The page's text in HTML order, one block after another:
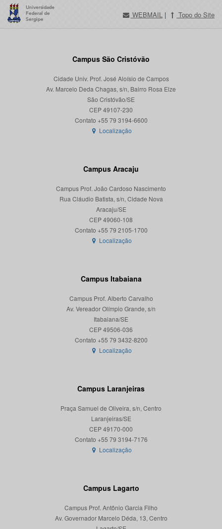
WEBMAIL | Topo do Site
Campus São Cristóvão
Cidade Univ. Prof. José Aloísio de Campos
Av. Marcelo Deda Chagas, s/n, Bairro Rosa Elze
São Cristóvão/SE
CEP 49107-230
Localização
Campus Aracaju
Campus Prof. João Cardoso Nascimento
Rua Cláudio Batista, s/n, Cidade Nova
Aracaju/SE
CEP 49060-108
Localização
Campus Itabaiana
Campus Prof. Alberto Carvalho
Av. Vereador Olímpio Grande, s/n
Itabaiana/SE
CEP 49506-036
Localização
Campus Laranjeiras
Praça Samuel de Oliveira, s/n, Centro
Laranjeiras/SE
CEP 49170-000
Localização
Campus Lagarto
Campus Prof. Antônio Garcia Filho
Av. Governador Marcelo Déda, 13, Centro